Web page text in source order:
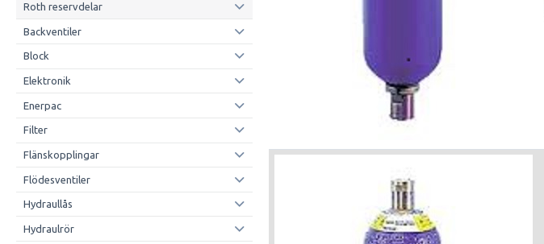
Roth reservdelar
Backventiler
Block
Elektronik
Enerpac
Filter
Flänskopplingar
Flödesventiler
Hydraullås
Hydraulrör